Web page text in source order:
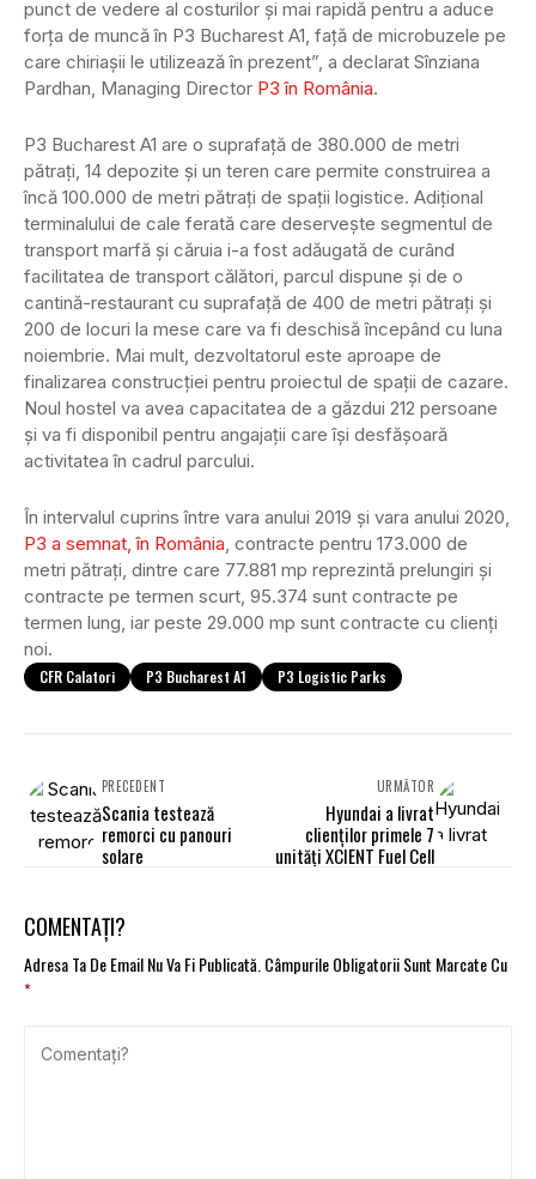
punct de vedere al costurilor și mai rapidă pentru a aduce
forța de muncă în P3 Bucharest A1, față de microbuzele pe
care chiriașii le utilizează în prezent”, a declarat Sînziana
Pardhan, Managing Director P3 în România.
P3 Bucharest A1 are o suprafață de 380.000 de metri
pătrați, 14 depozite și un teren care permite construirea a
încă 100.000 de metri pătrați de spații logistice. Adițional
terminalului de cale ferată care deservește segmentul de
transport marfă și căruia i-a fost adăugată de curând
facilitatea de transport călători, parcul dispune și de o
cantină-restaurant cu suprafață de 400 de metri pătrați și
200 de locuri la mese care va fi deschisă începând cu luna
noiembrie. Mai mult, dezvoltatorul este aproape de
finalizarea construcției pentru proiectul de spații de cazare.
Noul hostel va avea capacitatea de a găzdui 212 persoane
și va fi disponibil pentru angajații care își desfășoară
activitatea în cadrul parcului.
În intervalul cuprins între vara anului 2019 şi vara anului 2020,
P3 a semnat, în România, contracte pentru 173.000 de
metri pătraţi, dintre care 77.881 mp reprezintă prelungiri şi
contracte pe termen scurt, 95.374 sunt contracte pe
termen lung, iar peste 29.000 mp sunt contracte cu clienţi
noi.
CFR Calatori P3 Bucharest A1 P3 Logistic Parks
PRECEDENT
Scania testează
remorci cu panouri
solare
URMĂTOR
Hyundai a livrat
clienților primele 7
unități XCIENT Fuel Cell
COMENTAȚI?
Adresa Ta De Email Nu Va Fi Publicată. Câmpurile Obligatorii Sunt Marcate Cu
*